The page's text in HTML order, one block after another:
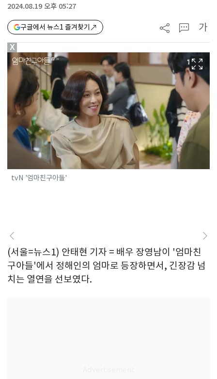
2024.08.19 오후 05:27
구글에서 뉴스1 즐겨찾기 가
tvN '엄마친구아들'
(서울=뉴스1) 안태현 기자 = 배우 장영남이 '엄마친
구아들'에서 정해인의 엄마로 등장하면서, 긴장감 넘
치는 열연을 선보였다.
X